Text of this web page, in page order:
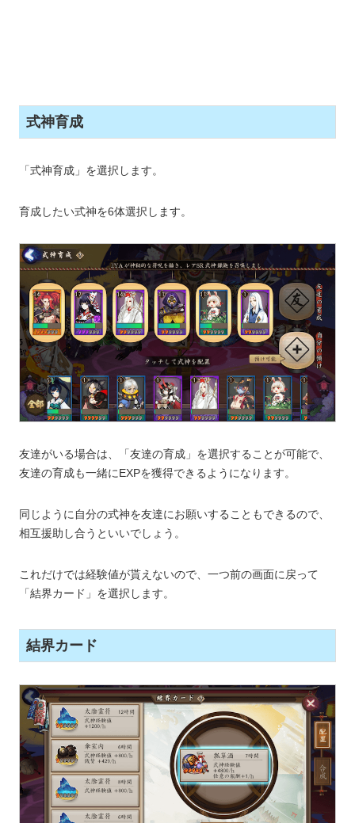
式神育成
「式神育成」を選択します。
育成したい式神を6体選択します。
友達がいる場合は、「友達の育成」を選択することが可能で、
友達の育成も一緒にEXPを獲得できるようになります。
同じように自分の式神を友達にお願いすることもできるので、
相互援助し合うといいでしょう。
これだけでは経験値が貰えないので、一つ前の画面に戻って
「結界カード」を選択します。
結界カード